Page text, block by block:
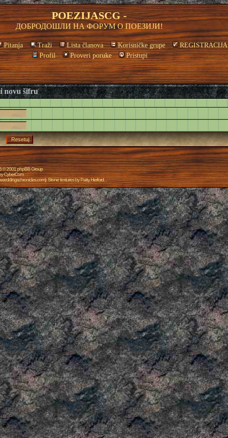
POEZIJASCG -
ДОБРОДОШЛИ НА ФОРУМ О ПОЕЗИЈИ!
Pitanja Traži Lista članova Korisničke grupe
REGISTRACIJA
Profil
Proveri poruke Pristupi
novu šifru
© 2001 phpBB Group
CyberCom
). Stone textures byPatty Herford. .